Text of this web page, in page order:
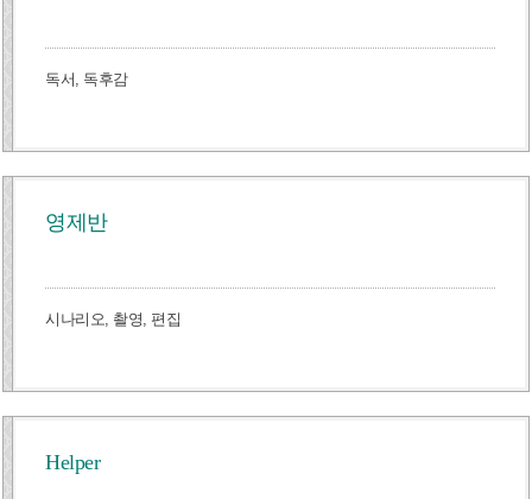
독서, 독후감
영제반
시나리오, 촬영, 편집
Helper